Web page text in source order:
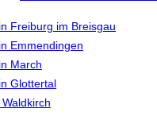
Freiburg im Breisgau
Emmendingen
March
Glottertal